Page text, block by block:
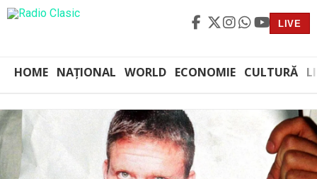
LIVE
HOME NAȚIONAL WORLD ECONOMIE CULTURĂ